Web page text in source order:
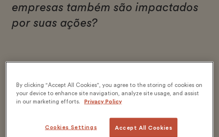
empresas também são impactados
por suas ações?
5 formas do time de RH
desempenhar um papel fundamental
no crescimento dos negócios:
By clicking “Accept All Cookies”, you agree to the storing of cookies on
your device to enhance site navigation, analyze site usage, and assist
in our marketing efforts.
Privacy Policy
Accept All Cookies
Cookies Settings